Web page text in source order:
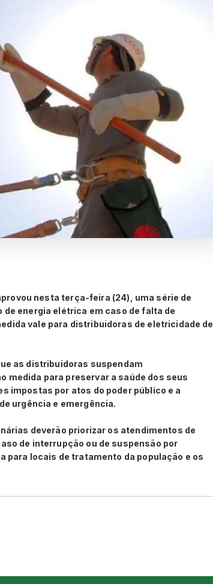
nesta terça-feira (24), uma série de
energia elétrica em caso de falta de
vale para distribuidoras de eletricidade de
as distribuidoras suspendam
medida para preservar a saúde dos seus
impostas por atos do poder público e a
urgência e emergência.
deverão priorizar os atendimentos de
de interrupção ou de suspensão por
para locais de tratamento da população e os